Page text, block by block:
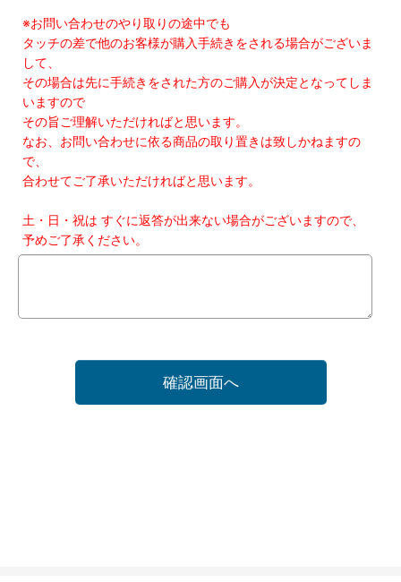
※お問い合わせのやり取りの途中でも
タッチの差で他のお客様が購入手続きをされる場合がございま
して、
その場合は先に手続きをされた方のご購入が決定となってしま
いますので
その旨ご理解いただければと思います。
なお、お問い合わせに依る商品の取り置きは致しかねますの
で、
合わせてご了承いただければと思います。
土・日・祝は すぐに返答が出来ない場合がございますので、
予めご了承ください。
確認画面へ